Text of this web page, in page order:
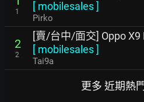
1
[ mobilesales]
Pirko
2
2
[賣/台中/面交] Oppo X9
[ mobilesales]
Tai9a
更多 近期熱